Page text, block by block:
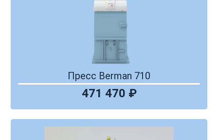
Пресс Berman 710
471 470 ₽